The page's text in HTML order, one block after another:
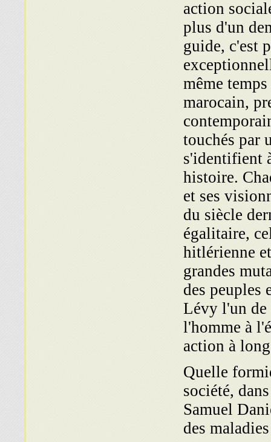
action
plus d'un
guide, c'est
même
marocain,
touchés par
s'identifient
histoire.
et ses
du siècle
égalitaire,
hitlérienne
grandes
des peuples
Lévy l'un de
l'homme à
action à
Quelle
société,
Samuel
des